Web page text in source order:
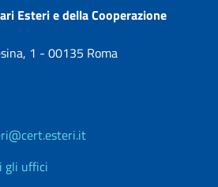
Esteri e della Cooperazione
1 - 00135 Roma
gli uffici